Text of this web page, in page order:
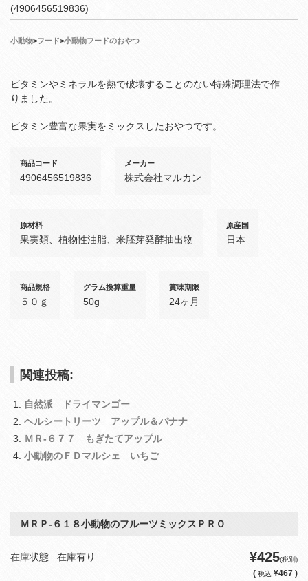
(4906456519836)
小動物>フード>小動物フードのおやつ
ビタミンやミネラルを熱で破壊することのない特殊調理法で作
りました。
ビタミン豊富な果実をミックスしたおやつです。
商品コード
4906456519836
メーカー
株式会社マルカン
原材料
果実類、植物性油脂、米胚芽発酵抽出物
原産国
日本
商品規格
５０ｇ
グラム換算重量
50g
賞味期限
24ヶ月
関連投稿:
自然派 ドライマンゴー
ヘルシートリーツ アップル＆バナナ
ＭＲ‐６７７ もぎたてアップル
小動物のＦＤマルシェ いちご
ＭＲＰ‐６１８小動物のフルーツミックスＰＲＯ
在庫状態 : 在庫有り ¥425(税別)
( 税込 ¥467 )